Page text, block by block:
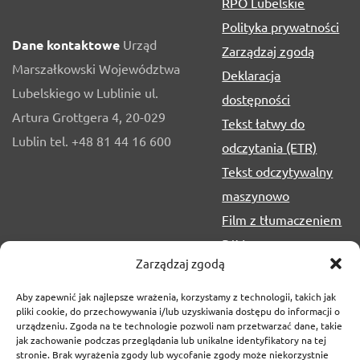
Zarządzaj zgodą
Aby zapewnić jak najlepsze wrażenia, korzystamy z technologii, takich jak
pliki cookie, do przechowywania i/lub uzyskiwania dostępu do informacji o
urządzeniu. Zgoda na te technologie pozwoli nam przetwarzać dane, takie
jak zachowanie podczas przeglądania lub unikalne identyfikatory na tej
stronie. Brak wyrażenia zgody lub wycofanie zgody może niekorzystnie
Dane kontaktowe Urząd
Marszałkowski Województwa
Lubelskiego w Lublinie ul.
Artura Grottgera 4, 20-029
Lublin tel. +48 81 44 16 600
Polityka prywatności
Zarządzaj zgodą
Deklaracja
dostępności
Tekst łatwy do
odczytania (ETR)
Tekst odczytywalny
maszynowo
Film z tłumaczeniem
PJM